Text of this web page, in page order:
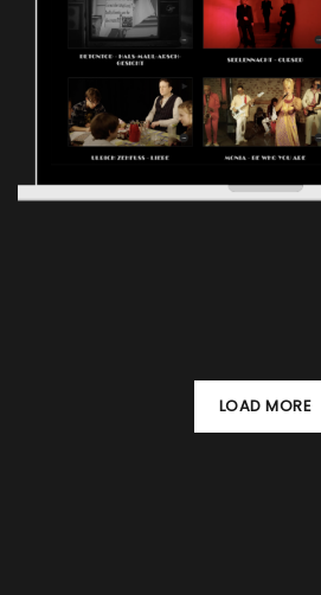
Loveday
BRANDING
WEBSITE
LOAD MORE